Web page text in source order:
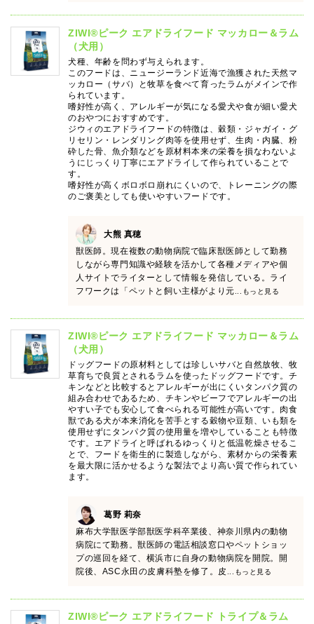
ZIWI®ピーク エアドライフード マッカロー＆ラム
（犬用）
犬種、年齢を問わず与えられます。
このフードは、ニュージーランド近海で漁獲された天然マ
ッカロー（サバ）と牧草を食べて育ったラムがメインで作
られています。
嗜好性が高く、アレルギーが気になる愛犬や食が細い愛犬
のおやつにおすすめです。
ジウィのエアドライフードの特徴は、穀類・ジャガイ・グ
リセリン・レンダリング肉等を使用せず、生肉・内臓、粉
砕した骨、魚介類などを原材料本来の栄養を損なわないよ
うにじっくり丁寧にエアドライして作られていることで
す。
嗜好性が高くボロボロ崩れにくいので、トレーニングの際
のご褒美としても使いやすいフードです。
大熊 真穂
獣医師。現在複数の動物病院で臨床獣医師として勤務
しながら専門知識や経験を活かして各種メディアや個
人サイトでライターとして情報を発信している。ライ
フワークは「ペットと飼い主様がより元 ...もっと見る
ZIWI®ピーク エアドライフード マッカロー＆ラム
（犬用）
ドッグフードの原材料としては珍しいサバと自然放牧、牧
草育ちで良質とされるラムを使ったドッグフードです。チ
キンなどと比較するとアレルギーが出にくいタンパク質の
組み合わせであるため、チキンやビーフでアレルギーの出
やすい子でも安心して食べられる可能性が高いです。肉食
獣である犬が本来消化を苦手とする穀物や豆類、いも類を
使用せずにタンパク質の使用量を増やしていることも特徴
です。エアドライと呼ばれるゆっくりと低温乾燥させるこ
とで、フードを衛生的に製造しながら、素材からの栄養素
を最大限に活かせるような製法でより高い質で作られてい
ます。
葛野 莉奈
麻布大学獣医学部獣医学科卒業後、神奈川県内の動物
病院にて勤務。獣医師の電話相談窓口やペットショッ
プの巡回を経て、横浜市に自身の動物病院を開院。開
院後、ASC永田の皮膚科塾を修了。皮
...もっと見る
ZIWI®ピーク エアドライフード トライプ＆ラム